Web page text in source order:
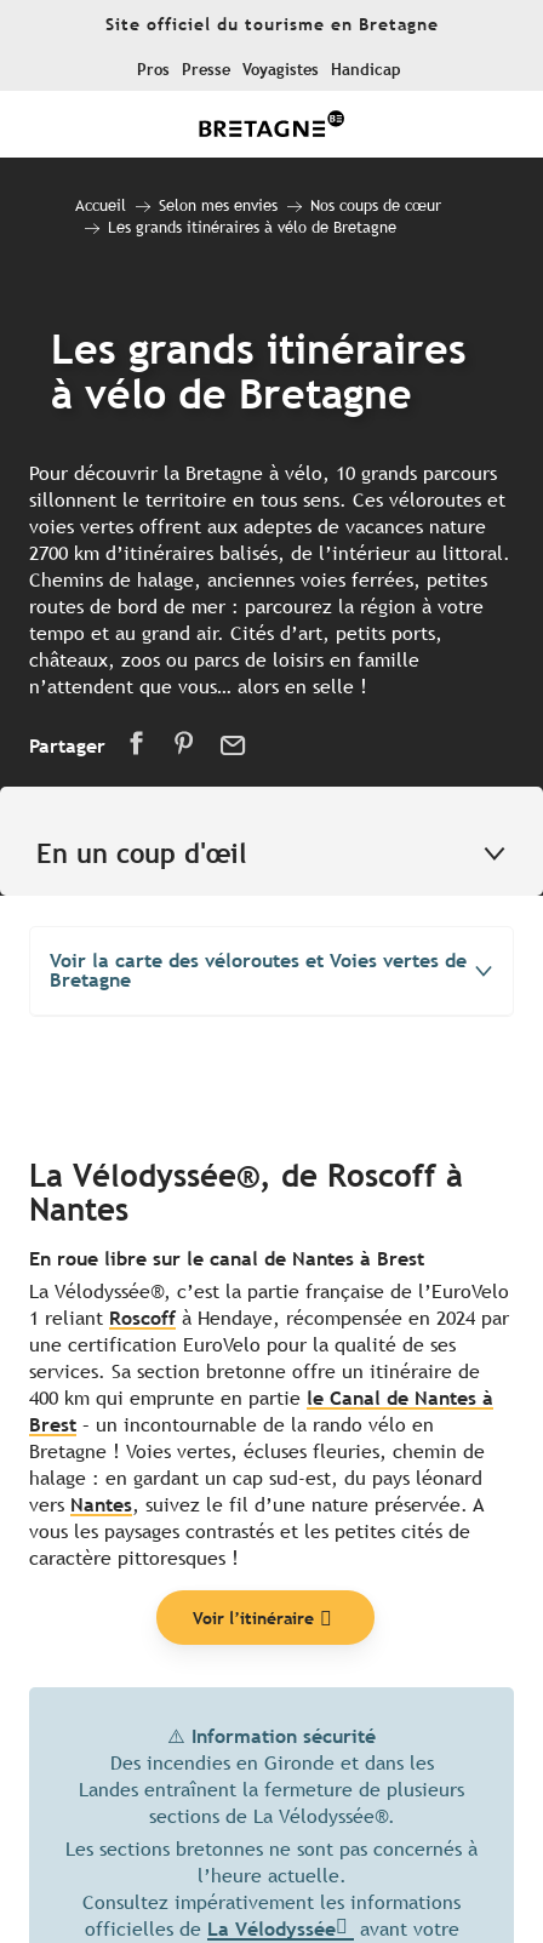
Site officiel du tourisme en Bretagne
Pros Presse Voyagistes Handicap
Accueil Selon mes envies
Nos coups de cœur
Les grands itinéraires à vélo de Bretagne
Les grands itinéraires
à vélo de Bretagne
Pour découvrir la Bretagne à vélo, 10 grands parcours
sillonnent le territoire en tous sens. Ces véloroutes et
voies vertes offrent aux adeptes de vacances nature
2700 km d’itinéraires balisés, de l’intérieur au littoral.
Chemins de halage, anciennes voies ferrées, petites
routes de bord de mer : parcourez la région à votre
tempo et au grand air. Cités d’art, petits ports,
châteaux, zoos ou parcs de loisirs en famille
n’attendent que vous… alors en selle !
Partager
En un coup d'œil
Voir la carte des véloroutes et Voies vertes de
Bretagne
La Vélodyssée®, de Roscoff à
Nantes
En roue libre sur le canal de Nantes à Brest
La Vélodyssée®, c’est la partie française de l’EuroVelo
1 reliant Roscoffà Hendaye, récompensée en 2024 par
une certification EuroVelo pour la qualité de ses
services. Sa section bretonne offre un itinéraire de
400 km qui emprunte en partie le Canal de Nantes à
Brest – un incontournable de la rando vélo en
Bretagne ! Voies vertes, écluses fleuries, chemin de
halage : en gardant un cap sud-est, du pays léonard
vers Nantes, suivez le fil d’une nature préservée. A
vous les paysages contrastés et les petites cités de
caractère pittoresques !
Voir l’itinéraire
⚠️ Information sécurité
Des incendies en Gironde et dans les
Landes entraînent la fermeture de plusieurs
sections de La Vélodyssée®.
Les sections bretonnes ne sont pas concernés à
l’heure actuelle.
Consultez impérativement les informations
officielles de La Vélodyssée
avant votre